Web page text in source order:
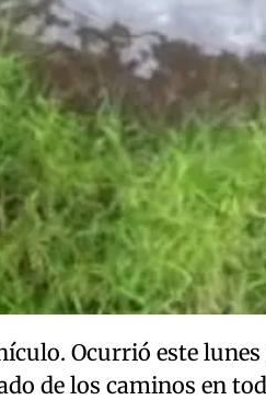
Ocurrió este
de los caminos en